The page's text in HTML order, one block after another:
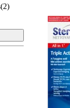
(2)